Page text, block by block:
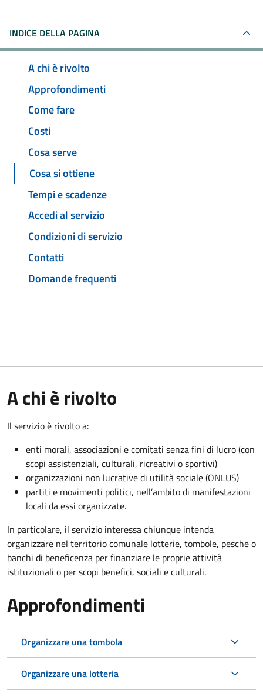
INDICE DELLA PAGINA
A chi è rivolto
Approfondimenti
Come fare
Costi
Cosa serve
Cosa si ottiene
Tempi e scadenze
Accedi al servizio
Condizioni di servizio
Contatti
Domande frequenti
A chi è rivolto
Il servizio è rivolto a:
enti morali, associazioni e comitati senza fini di lucro (con
scopi assistenziali, culturali, ricreativi o sportivi)
organizzazioni non lucrative di utilità sociale (ONLUS)
partiti e movimenti politici, nell’ambito di manifestazioni
locali da essi organizzate.
In particolare, il servizio interessa chiunque intenda
organizzare nel territorio comunale lotterie, tombole, pesche o
banchi di beneficenza per finanziare le proprie attività
istituzionali o per scopi benefici, sociali e culturali.
Approfondimenti
Organizzare una tombola
Organizzare una lotteria